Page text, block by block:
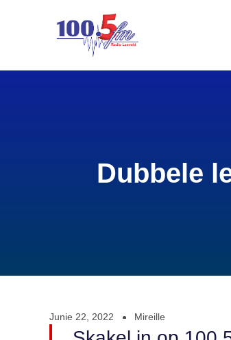
Dubbele
Junie 22, 2022 Mireille